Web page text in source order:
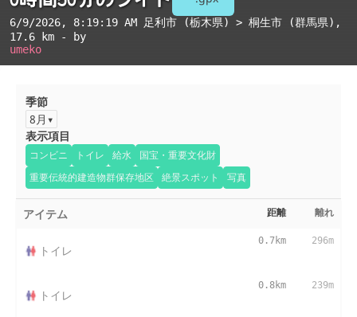
6/9/2026, 8:19:19 AM 足利市 (栃木県) > 桐生市 (群馬県) ,
17.6 km - by
umeko
季節
8月
表示項目
コンビニ トイレ 給水
国宝・重要文化財
重要伝統的建造物群保存地区
絶景スポット 写真
アイテム 距離 離れ
トイレ
0.7km 296m
トイレ
0.8km 239m